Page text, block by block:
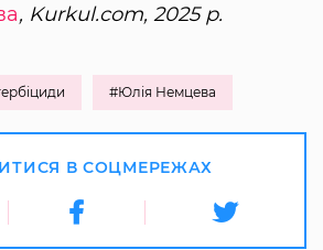
, Kurkul.com, 2025 р.
#Юлія Немцева
В СОЦМЕРЕЖАХ